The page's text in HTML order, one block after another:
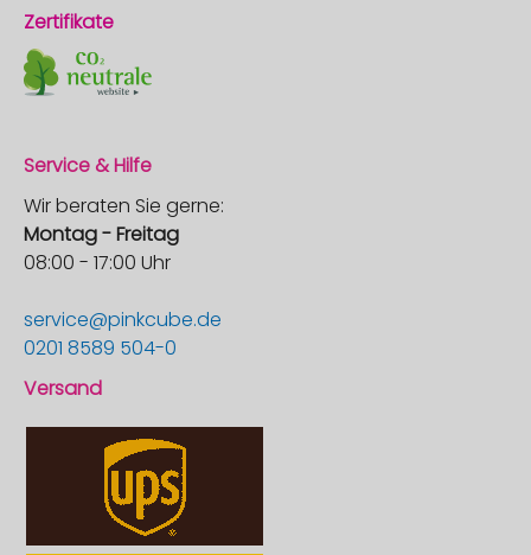
Zertifikate
Service & Hilfe
Wir beraten Sie gerne:
Montag - Freitag
08:00 - 17:00 Uhr
service@pinkcube.de
0201 8589 504-0
Versand